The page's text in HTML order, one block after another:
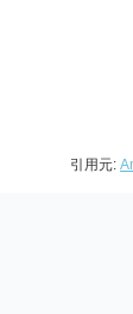
引用元: